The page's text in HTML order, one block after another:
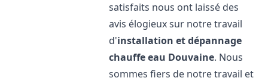
satisfaits nous ont laissé des
avis élogieux sur notre travail
d'installation et dépannage
chauffe eau Douvaine. Nous
sommes fiers de notre travail et